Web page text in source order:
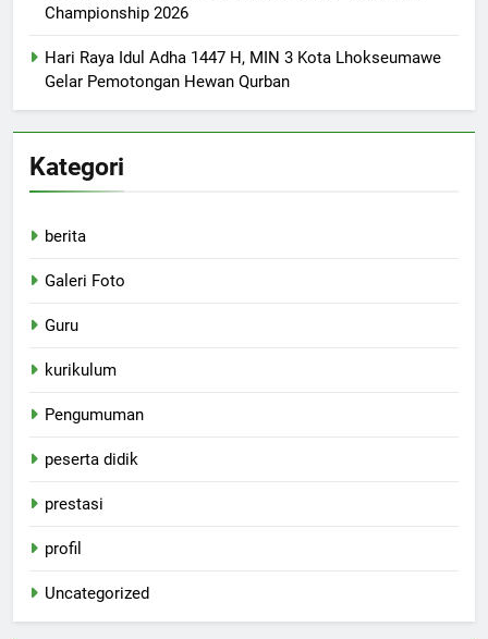
Championship 2026
Hari Raya Idul Adha 1447 H, MIN 3 Kota Lhokseumawe
Gelar Pemotongan Hewan Qurban
Kategori
berita
Galeri Foto
Guru
kurikulum
Pengumuman
peserta didik
prestasi
profil
Uncategorized